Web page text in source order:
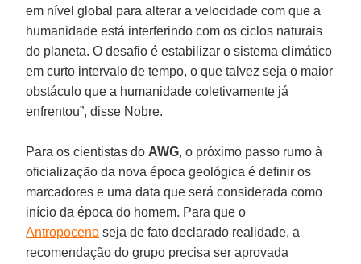
em nível global para alterar a velocidade com que a
humanidade está interferindo com os ciclos naturais
do planeta. O desafio é estabilizar o sistema climático
em curto intervalo de tempo, o que talvez seja o maior
obstáculo que a humanidade coletivamente já
enfrentou”, disse Nobre.
Para os cientistas do AWG, o próximo passo rumo à
oficialização da nova época geológica é definir os
marcadores e uma data que será considerada como
início da época do homem. Para que o
Antropoceno seja de fato declarado realidade, a
recomendação do grupo precisa ser aprovada